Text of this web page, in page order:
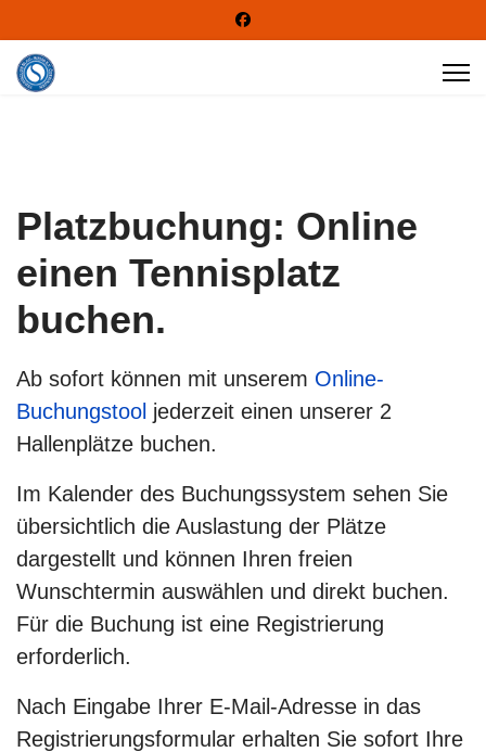
Platzbuchung: Online
einen Tennisplatz
buchen.
Ab sofort können mit unserem Online-
Buchungstool jederzeit einen unserer 2
Hallenplätze buchen.
Im Kalender des Buchungssystem sehen Sie
übersichtlich die Auslastung der Plätze
dargestellt und können Ihren freien
Wunschtermin auswählen und direkt buchen.
Für die Buchung ist eine Registrierung
erforderlich.
Nach Eingabe Ihrer E-Mail-Adresse in das
Registrierungsformular erhalten Sie sofort Ihre